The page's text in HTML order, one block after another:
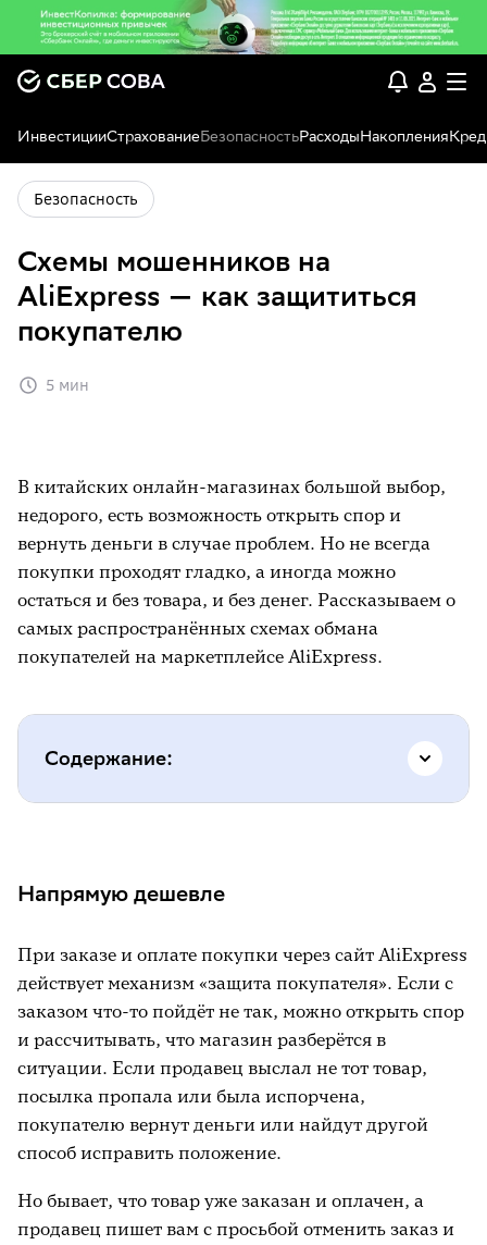
ИнвестицииСтрахованиеБезопасностьРасходыНакопления
Безопасность
Схемы мошенников на
AliExpress — как защититься
покупателю
5 мин
В китайских онлайн-магазинах большой выбор,
недорого, есть возможность открыть спор и
вернуть деньги в случае проблем. Но не всегда
покупки проходят гладко, а иногда можно
остаться и без товара, и без денег. Рассказываем о
самых распространённых схемах обмана
покупателей на маркетплейсе AliExpress.
Содержание:
Ждите, всё будет
Накрутка рейтинга
То, да не то
Закончилось, но для вас есть
Напрямую дешевле
При заказе и оплате покупки через сайт AliExpress
действует механизм «защита покупателя». Если с
заказом что-то пойдёт не так, можно открыть спор
и рассчитывать, что магазин разберётся в
ситуации. Если продавец выслал не тот товар,
посылка пропала или была испорчена,
покупателю вернут деньги или найдут другой
способ исправить положение.
Но бывает, что товар уже заказан и оплачен, а
продавец пишет вам с просьбой отменить заказ и